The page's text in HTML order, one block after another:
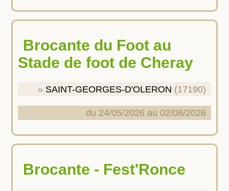
Brocante du Foot au
Stade de foot de Cheray
SAINT-GEORGES-D'OLERON (17190)
du 24/05/2026 au 02/08/2026
Brocante - Fest'Ronce